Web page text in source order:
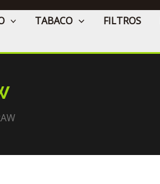
TABACO FILTROS